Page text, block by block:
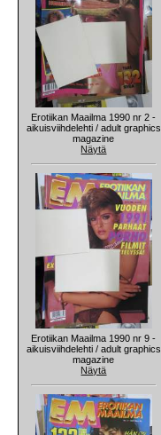
Erotiikan Maailma 1990 nr 2 -
aikuisviihdelehti / adult graphics
magazine
Näytä
Erotiikan Maailma 1990 nr 9 -
aikuisviihdelehti / adult graphics
magazine
Näytä